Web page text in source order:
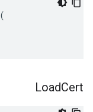
(
LoadCert